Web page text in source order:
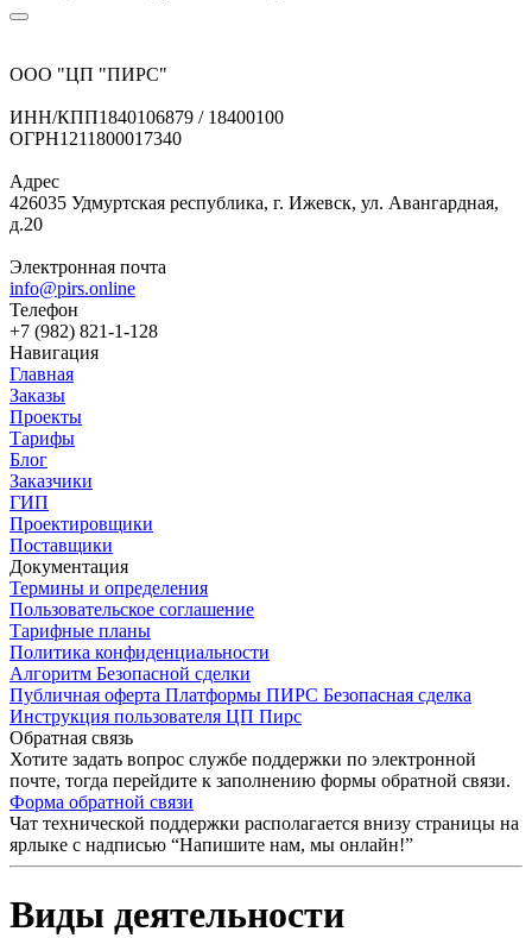
ООО "ЦП "ПИРС"
ИНН/КПП1840106879 / 18400100
ОГРН1211800017340
Адрес
426035 Удмуртская республика, г. Ижевск, ул. Авангардная,
д.20
Электронная почта
info@pirs.online
Телефон
+7 (982) 821-1-128
Навигация
Главная
Заказы
Проекты
Тарифы
Блог
Заказчики
ГИП
Проектировщики
Поставщики
Документация
Термины и определения
Пользовательское соглашение
Тарифные планы
Политика конфиденциальности
Алгоритм Безопасной сделки
Публичная оферта Платформы ПИРС Безопасная сделка
Инструкция пользователя ЦП Пирс
Обратная связь
Хотите задать вопрос службе поддержки по электронной
почте, тогда перейдите к заполнению формы обратной связи.
Форма обратной связи
Чат технической поддержки располагается внизу страницы на
ярлыке с надписью “Напишите нам, мы онлайн!”
Виды деятельности